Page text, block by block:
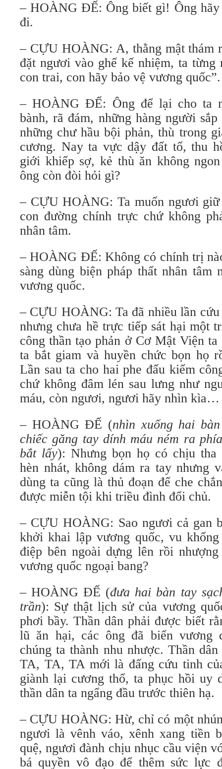
– HOÀNG ĐẾ: Ông biết gì! Ông
đi.
– CỰU HOÀNG: A, thằng mật thám
đặt ngươi vào ghế kế nhiệm, ta
con trai, con hãy bảo vệ vương
– HOÀNG ĐẾ: Ông để lại cho ta
bành, rã đám, những hàng người
những chư hầu bội phản, thù trong
cương. Nay ta vực dậy đất tổ, thu
giới khiếp sợ, kẻ thù ăn không
ông còn đòi hỏi gì?
– CỰU HOÀNG: Ta muốn ngươi
con đường chính trực chứ không
nhân tâm.
– HOÀNG ĐẾ: Không có chính trị
sàng dùng biện pháp thất nhân tâm
vương quốc.
– CỰU HOÀNG: Ta đã nhiều lần
nhưng chưa hề trực tiếp sát hại một
công thần tạo phản ở Cơ Mật Viện
ta bắt giam và huyền chức bọn họ
Lần sau ta cho hai phe đấu kiếm
chứ không đâm lén sau lưng như
máu, còn ngươi, ngươi hãy nhìn kìa…
– HOÀNG ĐẾ (nhìn xuống hai
chiếc găng tay dính máu ném ra
bắt lấy): Nhưng bọn họ có chịu tha
hèn nhát, không dám ra tay nhưng
dùng ta cũng là thủ đoạn để che
được miễn tội khi triều đình đổi chủ.
– CỰU HOÀNG: Sao ngươi cả gan
khởi khai lập vương quốc, vu
điệp bên ngoài dựng lên rồi
vương quốc ngoại bang?
– HOÀNG ĐẾ (đưa hai bàn tay
trần): Sự thật lịch sử của vương
phơi bầy. Thần dân phải được biết
lũ ăn hại, các ông đã biến vương
chúng ta thành nhu nhược. Thần
TA, TA, TA mới là đấng cứu tinh
giành lại cương thổ, ta phục hồi uy
thần dân ta ngẩng đầu trước thiên hạ.
– CỰU HOÀNG: Hừ, chỉ có một
ngươi là vênh váo, xênh xang tiền
quệ, ngươi đành chịu nhục cầu viện
bá quyền vô đạo để thêm sức lực